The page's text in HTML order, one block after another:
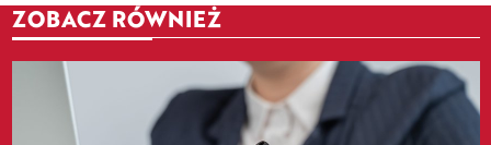
ZOBACZ RÓWNIEŻ